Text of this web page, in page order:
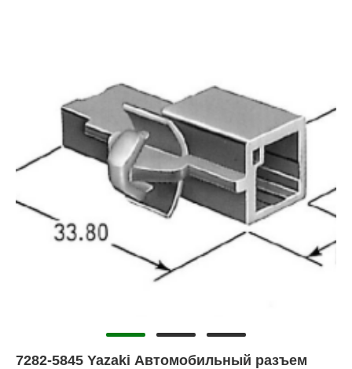
7282-5845 Yazaki Автомобильный разъем